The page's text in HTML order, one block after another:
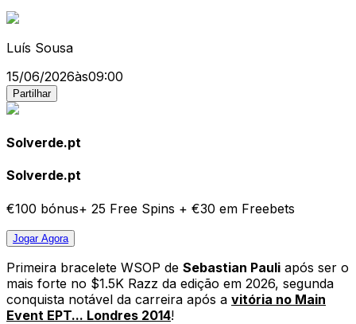
Luís Sousa
15/06/2026às09:00
Partilhar
Solverde.pt
Solverde.pt
€100 bónus+ 25 Free Spins + €30 em Freebets
Jogar Agora
Primeira bracelete WSOP de Sebastian Pauli após ser o
mais forte no $1.5K Razz da edição em 2026, segunda
conquista notável da carreira após a vitória no Main
Event EPT... Londres 2014!